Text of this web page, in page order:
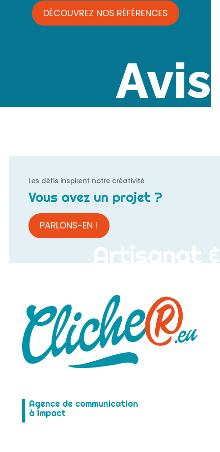
DÉCOUVREZ NOS RÉFÉRENCES
Avis
Les défis inspirent notre créativité
Vous avez un projet ?
PARLONS-EN !
Artisanat &
Agence de communication
à impact